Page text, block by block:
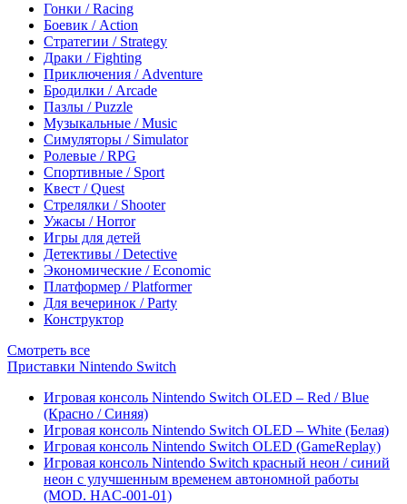
Гонки / Racing
Боевик / Action
Стратегии / Strategy
Драки / Fighting
Приключения / Adventure
Бродилки / Arcade
Пазлы / Puzzle
Музыкальные / Music
Симуляторы / Simulator
Ролевые / RPG
Спортивные / Sport
Квест / Quest
Стрелялки / Shooter
Ужасы / Horror
Игры для детей
Детективы / Detective
Экономические / Economic
Платформер / Platformer
Для вечеринок / Party
Конструктор
Смотреть все
Приставки Nintendo Switch
Игровая консоль Nintendo Switch OLED – Red / Blue
(Красно / Синяя)
Игровая консоль Nintendo Switch OLED – White (Белая)
Игровая консоль Nintendo Switch OLED (GameReplay)
Игровая консоль Nintendo Switch красный неон / синий
неон с улучшенным временем автономной работы
(MOD. HAC-001-01)